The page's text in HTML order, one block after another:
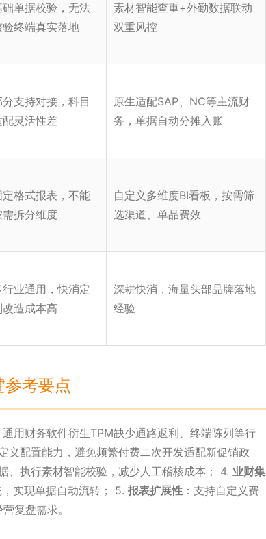
础单据校验，无法
验终端真实落地
素材智能查重+外勤数据联动
双重风控
分支持对接，科目
配灵活性差
原生适配SAP、NC等主流财
务，单据自动分摊入账
定格式报表，不能
需拆分维度
自定义多维度BI看板，按需筛
选渠道、单品费效
行业通用，快消定
改造成本高
深耕快消，海量头部品牌落地
经验
考要点
用财务软件衍生TPM缺少通路返利、终端陈列等行
义配置能力，避免频繁付费二次开发适配新促销政
、执行素材智能校验，减少人工稽核成本； 4. 业财集
实现单据自动流转； 5. 报表扩展性 ：支持自定义费
复盘需求。